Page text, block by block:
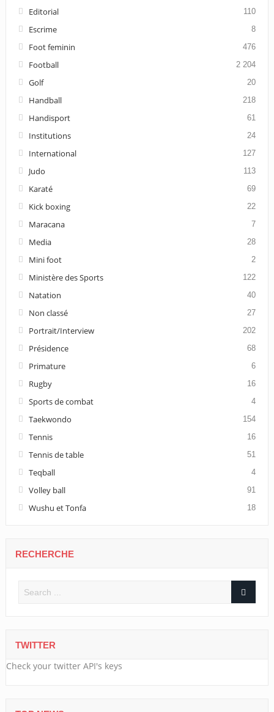
Editorial 110
Escrime 8
Foot feminin 476
Football 2 204
Golf 20
Handball 218
Handisport 61
Institutions 24
International 127
Judo 113
Karaté 69
Kick boxing 22
Maracana 7
Media 28
Mini foot 2
Ministère des Sports 122
Natation 40
Non classé 27
Portrait/Interview 202
Présidence 68
Primature 6
Rugby 16
Sports de combat 4
Taekwondo 154
Tennis 16
Tennis de table 51
Teqball 4
Volley ball 91
Wushu et Tonfa 18
RECHERCHE
TWITTER
Check your twitter API's keys